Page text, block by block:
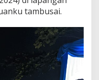
tambusai.